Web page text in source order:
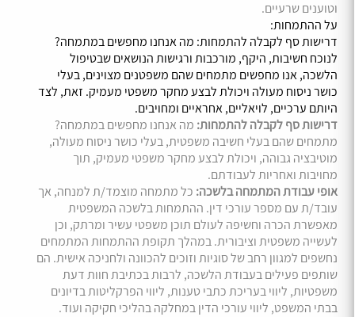
וטוענים שרעיים.
על ההתמחות:
דרישות סף לקבלה להתמחות: מה אנחנו מחפשים במתמחה?
לנוכח חשיבות, היקף, מורכבות ורגישות הנושאים שבטיפול
הלשכה, אנו מחפשים מתמחים שהם משפטנים מצוינים, בעלי
כושר ניסוח מעולה ויכולת לבצע מחקר משפטי מעמיק. זאת, לצד
היותם ערכיים, לויאליים, אחראיים ומחויבים.
דרישות סף לקבלה להתמחות: מה אנחנו מחפשים במתמחה?
מתמחים שהם בעלי חשיבה משפטית, בעלי כושר ניסוח מעולה,
מוטיבציה גבוהה, ויכולת לבצע מחקר משפטי מעמיק, תוך
מחויבות ואחריות לעבודתם.
אופי עבודת המתמחה בלשכה: כל מתמחה מוצמד/ת למנחה, אך
עובד/ת עם מספר עורכי דין. ההתמחות בלשכה המשפטית
מאפשרת הכרה וחשיפה לעולם תוכן משפטי עשיר ומרתק, וכן
לעשייה משפטית וציבורית. במהלך תקופת ההתמחות המתמחים
נחשפים למגוון רחב של סוגיות וזוכים להכוונה ולחניכה אישית. הם
שותפים פעילים בעבודת הלשכה, לרבות בכתיבת חוות דעת
משפטיות, ליווי בעריכת כתבי טענות, ליווי הפרקליטות בדיונים
בבתי המשפט, ליווי עורכי הדין במחלקה בהליכי חקיקה ועוד.